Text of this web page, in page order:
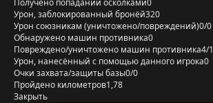
Получено попаданий осколками0
Урон, заблокированный бронёй320
Урон союзникам (уничтожено/повреждений)0/0
Обнаружено машин противника0
Повреждено/уничтожено машин противника4/1
Урон, нанесённый с помощью данного игрока0
Очки захвата/защиты базы0/0
Пройдено километров1,78
Закрыть